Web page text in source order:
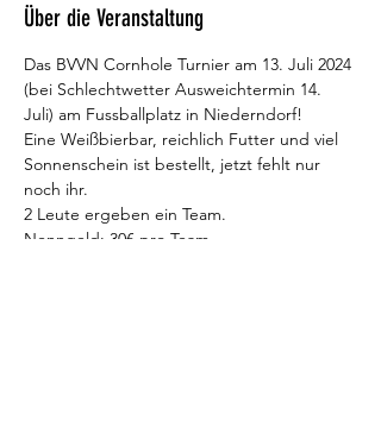
Über die Veranstaltung
Das BVVN Cornhole Turnier am 13. Juli 2024
(bei Schlechtwetter Ausweichtermin 14.
Juli) am Fussballplatz in Niederndorf!​​
Eine Weißbierbar, reichlich Futter und viel
Sonnenschein ist bestellt, jetzt fehlt nur
noch ihr.
2 Leute ergeben ein Team.
Nenngeld: 30€ pro Team​